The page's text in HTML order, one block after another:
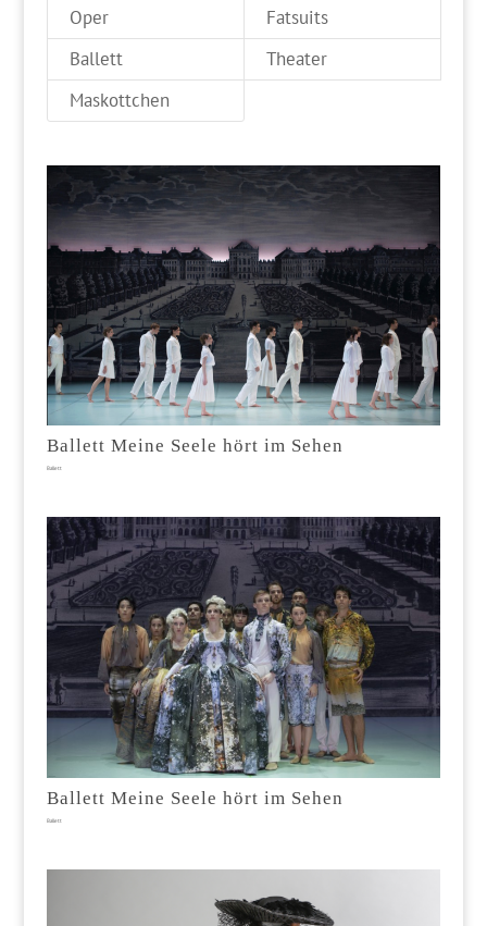
Oper
Fatsuits
Ballett
Theater
Maskottchen
Ballett Meine Seele hört im Sehen
Ballett
Ballett Meine Seele hört im Sehen
Ballett